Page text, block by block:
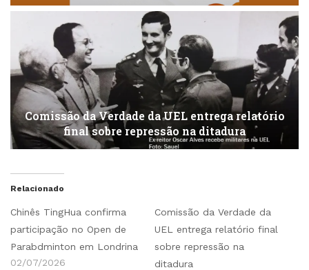
Comissão da Verdade da UEL entrega relatório
final sobre repressão na ditadura
Relacionado
Chinês TingHua confirma
participação no Open de
Parabdminton em Londrina
02/07/2026
Comissão da Verdade da
UEL entrega relatório final
sobre repressão na
ditadura